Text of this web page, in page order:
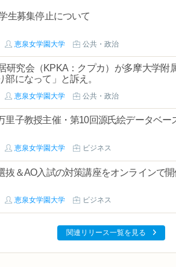
生募集停止について
恵泉女学園大学 公共・政治
研究会（KPKA：クプカ）が多摩大学附
になって」と訴え。
恵泉女学園大学 公共・政治
里子教授主催・第10回源氏絵データベ
恵泉女学園大学 ビジネス
抜＆AO入試の対策講座をオンラインで開
恵泉女学園大学 ビジネス
関連リリース一覧を見る